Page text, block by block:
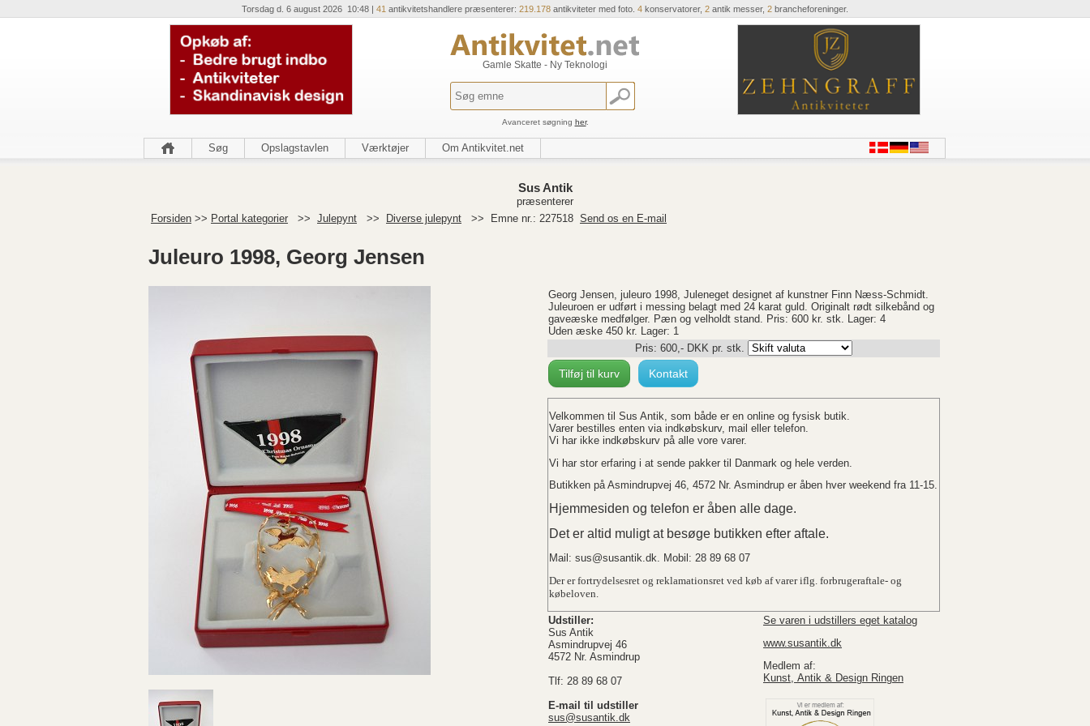
Torsdag d. 6 august 2026 10:48 | 41 antikvitetshandlere præsenterer: 219.178 antikviteter med foto. 4 konservatorer, 2 antik messer, 2 brancheforeninger.
Gamle Skatte - Ny Teknologi
Avanceret søgning her.
Søg Opslagstavlen Værktøjer Om Antikvitet.net
Sus Antik
præsenterer
Forsiden >> Portal kategorier >> Julepynt >> Diverse julepynt >> Emne nr.: 227518 Send os en E-mail
Juleuro 1998, Georg Jensen
Georg Jensen, juleuro 1998, Juleneget designet af kunstner Finn Næss-Schmidt.
Juleuroen er udført i messing belagt med 24 karat guld. Originalt rødt silkebånd og
gaveæske medfølger. Pæn og velholdt stand. Pris: 600 kr. stk. Lager: 4
Uden æske 450 kr. Lager: 1
Pris: 600,- DKK pr. stk.
Tilføj til kurv Kontakt
Velkommen til Sus Antik, som både er en online og fysisk butik.
Varer bestilles enten via indkøbskurv, mail eller telefon.
Vi har ikke indkøbskurv på alle vore varer.
Vi har stor erfaring i at sende pakker til Danmark og hele verden.
Butikken på Asmindrupvej 46, 4572 Nr. Asmindrup er åben hver weekend fra 11-15.
Hjemmesiden og telefon er åben alle dage.
Det er altid muligt at besøge butikken efter aftale.
Mail: sus@susantik.dk . Mobil: 28 89 68 07
Der er fortrydelsesret og reklamationsret ved køb af varer iflg. forbrugeraftale- og
købeloven.
Udstiller:
Sus Antik
Asmindrupvej 46
4572 Nr. Asmindrup
Tlf: 28 89 68 07
E-mail til udstiller
sus@susantik.dk
Se varen i udstillers eget katalog
www.susantik.dk
Medlem af:
Kunst, Antik & Design Ringen